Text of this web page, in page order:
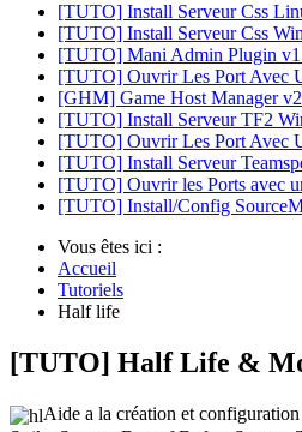
[TUTO] Install Serveur Css
[TUTO] Install Serveur Css
[TUTO] Mani Admin Plugin
[TUTO] Ouvrir Les Port Avec
[GHM] Game Host Manager
[TUTO] Install Serveur TF2
[TUTO] Ouvrir Les Port Avec
[TUTO] Install Serveur
[TUTO] Ouvrir les Ports avec
[TUTO] Install/Config
Vous êtes ici :
Accueil
Tutoriels
Half life
[TUTO] Half Life &
Aide a la création et